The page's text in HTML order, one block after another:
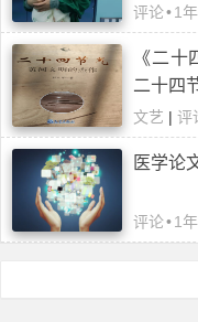
评论•1
《二
二十四
文艺 | 评
医学论
评论•1